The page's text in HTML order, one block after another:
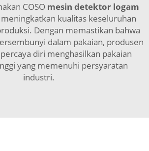
COSO mesin detektor logam
kualitas keseluruhan
Dengan memastikan bahwa
dalam pakaian, produsen
diri menghasilkan pakaian
yang memenuhi persyaratan
industri.